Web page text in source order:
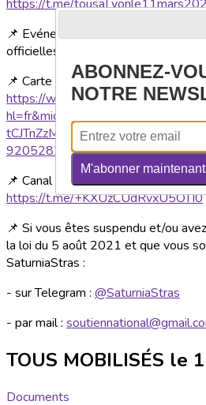
https://t.me/
📌 Evénement facebook avec les
officielles des organisateurs :
📌 Carte des suspendus :
https://www.google.com/maps/d/u/
hl=fr&mid=1aGrhoLEC4Sowi-3T-
9205282298&z=6
📌 Canal d'échanges pour le
https://t.me/+KXUzCUdRvxU5OTI0
📌 Si vous êtes suspendu et/ou
la loi du 5 août 2021 et que vous
SaturniaStras :
- sur Telegram : @SaturniaStras
- par mail :
TOUS MOBILISÉS le
Documents
ABONNEZ-
NOTRE
M'abonner maintenant